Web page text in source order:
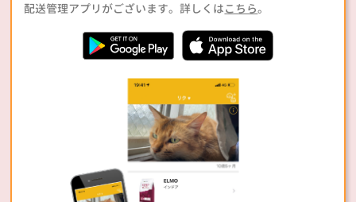
配送管理アプリがございます。詳しくはこちら。